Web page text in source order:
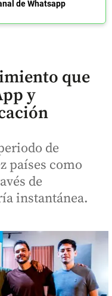
de Whatsapp
que
y
de
países como
de
instantánea.